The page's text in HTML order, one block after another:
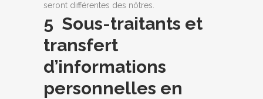
seront différentes des nôtres.
5 Sous-traitants et
transfert
d’informations
personnelles en